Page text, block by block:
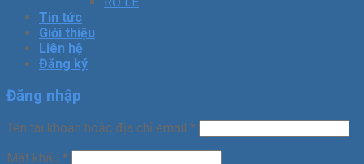
Tin tức
Giới thiệu
Liên hệ
Đăng ký
Đăng nhập
Tên tài khoản hoặc địa chỉ email *
Mật khẩu *